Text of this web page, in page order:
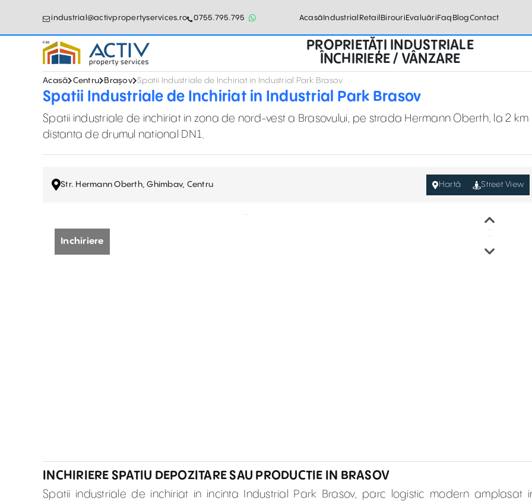
industrial@activpropertyservices.ro 0755.795.795 AcasăIndustrial RetailBirouriEvaluăriFaq BlogContact
PROPRIETĂȚI INDUSTRIALE
ÎNCHIRIERE / VÂNZARE
Acasă Centru Brașov Spatii Industriale de Inchiriat in Industrial Park Brasov
Spatii Industriale de Inchiriat in Industrial Park Brasov
Spatii industriale de inchiriat in zona de nord-vest a Brasovului, pe strada Hermann Oberth, la 2 km
distanta de drumul national DN1.
Str. Hermann Oberth, Ghimbav, Centru Hartă Street View
Inchiriere
INCHIRIERE SPATIU DEPOZITARE SAU PRODUCTIE IN BRASOV
Spatii industriale de inchiriat in incinta Industrial Park Brasov, parc logistic modern amplasat